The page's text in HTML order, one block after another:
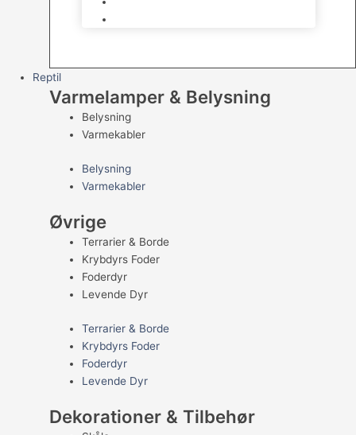
Reptil
Varmelamper & Belysning
Belysning
Varmekabler
Belysning
Varmekabler
Øvrige
Terrarier & Borde
Krybdyrs Foder
Foderdyr
Levende Dyr
Terrarier & Borde
Krybdyrs Foder
Foderdyr
Levende Dyr
Dekorationer & Tilbehør